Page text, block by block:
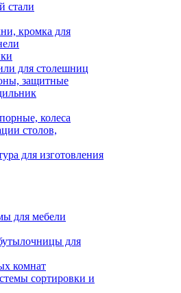
стали
кромка для
для столешниц
защитные
колеса
столов,
для изготовления
для мебели
для
комнат
сортировки и